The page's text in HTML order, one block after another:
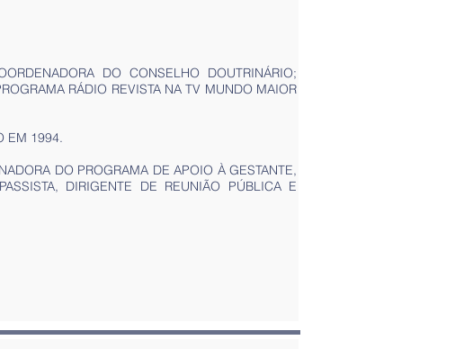
DO CONSELHO DOUTRINÁRIO;
RÁDIO REVISTA NA TV MUNDO MAIOR
EM 1994.
DO PROGRAMA DE APOIO À GESTANTE,
DIRIGENTE DE REUNIÃO PÚBLICA E